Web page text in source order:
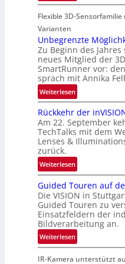
a
u
m
f
a
h
r
t
t
e
c
h
i
k
n
P
a
t
n
e
r
s
c
h
a
f
t
i
s
c
h
e
n
4
K
-
Flexible 3D-
Varianten
Unbegrenzte
Zu Beginn des
neues Mitglied der
SmartRunner vor:
sprach mit Annika
Weiterlesen:
U
n
b
e
g
r
e
z
t
e
M
ö
g
l
Rückkehr der
Am 22. September
TechTalks mit dem
Lenses &
zurück.
Weiterlesen:
R
ü
c
k
k
e
h
Guided Touren auf
Die VISION in
Guided Touren zu
Einsatzfeldern der
Bildverarbeitung an.
Weiterlesen:
G
u
IR-Kamera unterstützt